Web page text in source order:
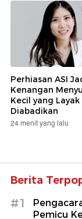
Perhiasan ASI
Kenangan
Kecil yang Layak
Diabadikan
24 menit yang lalu
Berita
#1
Pemicu